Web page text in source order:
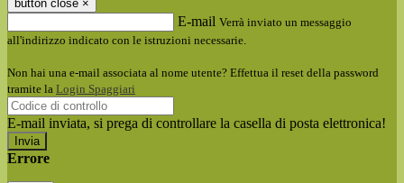
button close ×
E-mail Verrà inviato un messaggio
all'indirizzo indicato con le istruzioni necessarie.
Non hai una e-mail associata al nome utente? Effettua il reset della password
tramite la Login Spaggiari
E-mail inviata, si prega di controllare la casella di posta elettronica!
Errore